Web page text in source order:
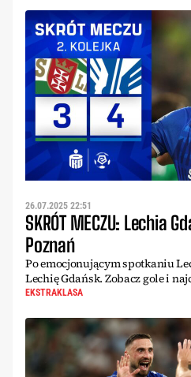
26.07.2025 22:51
SKRÓT MECZU: Lechia
Poznań
Po emocjonującym spotkaniu
Lechię Gdańsk. Zobacz gole i
EKSTRAKLASA